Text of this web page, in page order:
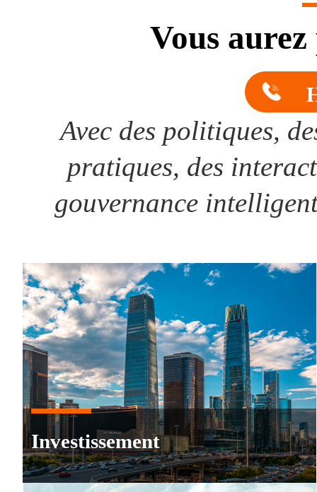
Beijing - Un point névralgique
abondance de
DÉMARREZ
Vous
Avec des politiques,
pratiques, des
gouvernance
Investissement